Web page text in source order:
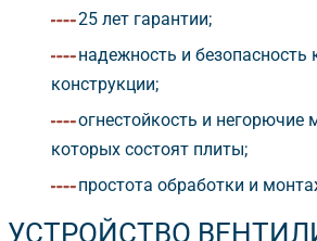
25 лет гарантии;
надежность и безопасность
конструкции;
огнестойкость и негорючие
которых состоят плиты;
простота обработки и
УСТРОЙСТВО